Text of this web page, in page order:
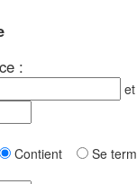
:
et
Contient
Se